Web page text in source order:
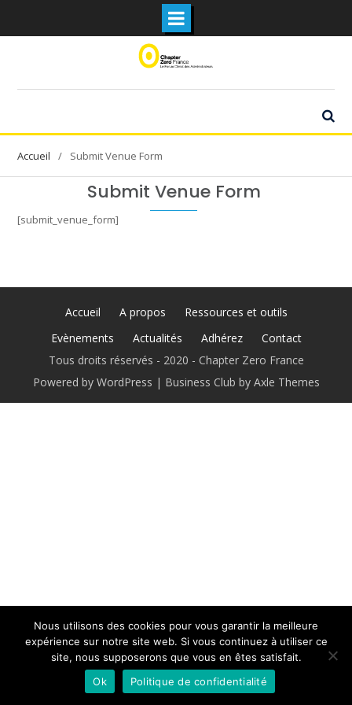
Submit Venue Form
Submit Venue Form
[submit_venue_form]
Accueil A propos
Ressources et outils
Evènements
Actualités Adhérez
Contact
Tous droits réservés - 2020 - Chapter Zero France
Powered by WordPress | Business Club by Axle Themes
Nous utilisons des cookies pour vous garantir la meilleure
expérience sur notre site web. Si vous continuez à utiliser ce
site, nous supposerons que vous en êtes satisfait.
Ok
Politique de confidentialité